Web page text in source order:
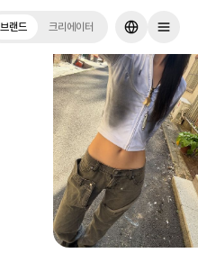
브랜드 크리에이터